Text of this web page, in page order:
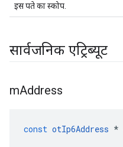
इस पते का स्कोप.
सार्वजनिक एट्रिब्यूट
mAddress
const otIp6Address *